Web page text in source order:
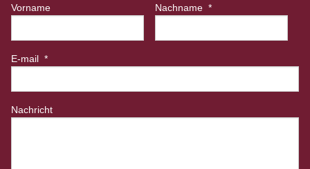
Vorname Nachname *
E-mail *
Nachricht